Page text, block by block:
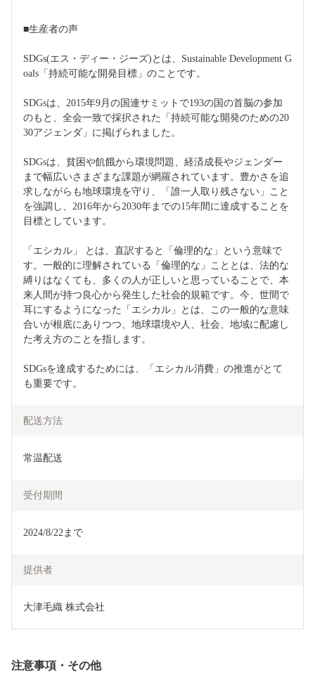
■生産者の声
SDGs(エス・ディー・ジーズ)とは、Sustainable Development G
oals「持続可能な開発目標」のことです。
SDGsは、2015年9月の国連サミットで193の国の首脳の参加
のもと、全会一致で採択された「持続可能な開発のための20
30アジェンダ」に掲げられました。
SDGsは、貧困や飢餓から環境問題、経済成長やジェンダー
まで幅広いさまざまな課題が網羅されています。豊かさを追
求しながらも地球環境を守り、「誰一人取り残さない」こと
を強調し、2016年から2030年までの15年間に達成することを
目標としています。
「エシカル」 とは、直訳すると「倫理的な」という意味で
す。一般的に理解されている「倫理的な」こととは、法的な
縛りはなくても、多くの人が正しいと思っていることで、本
来人間が持つ良心から発生した社会的規範です。今、世間で
耳にするようになった「エシカル」とは、この一般的な意味
合いが根底にありつつ、地球環境や人、社会、地域に配慮し
た考え方のことを指します。
SDGsを達成するためには、「エシカル消費」の推進がとて
も重要です。
配送方法
常温配送
受付期間
2024/8/22まで
提供者
大津毛織 株式会社
注意事項・その他